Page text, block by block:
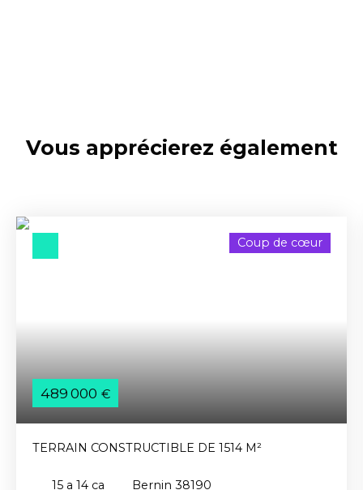
Vous apprécierez également
489 000 €
Coup de cœur
TERRAIN CONSTRUCTIBLE DE 1514 M²
15 a 14 ca Bernin 38190